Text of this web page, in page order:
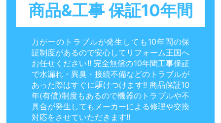
商品&工事 保証10年間
万が一のトラブルが発生しても10年間の保
証制度があるので安心してリフォーム王国へ
お任せください!! 完全無償の10年間工事保証
で水漏れ・異臭・接続不備などのトラブルが
あった際はすぐに駆けつけます!! 商品保証10
年(有償)制度もあるので機器のトラブルや不
具合が発生してもメーカーによる修理や交換
対応をさせていただきます!!